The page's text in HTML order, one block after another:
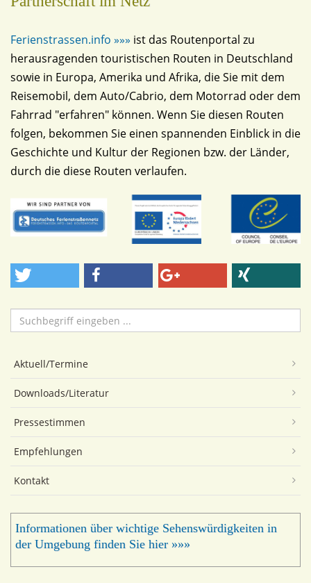
Ferienstrassen.info »»» ist das Routenportal zu
herausragenden touristischen Routen in Deutschland
sowie in Europa, Amerika und Afrika, die Sie mit dem
Reisemobil, dem Auto/Cabrio, dem Motorrad oder dem
Fahrrad "erfahren" können. Wenn Sie diesen Routen
folgen, bekommen Sie einen spannenden Einblick in die
Geschichte und Kultur der Regionen bzw. der Länder,
durch die diese Routen verlaufen.
Suchen
Aktuell/Termine
Downloads/Literatur
Pressestimmen
Empfehlungen
Kontakt
Informationen über wichtige Sehenswürdigkeiten in
der Umgebung finden Sie hier »»»